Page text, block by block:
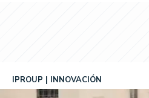
IPROUP INNOVACIÓN